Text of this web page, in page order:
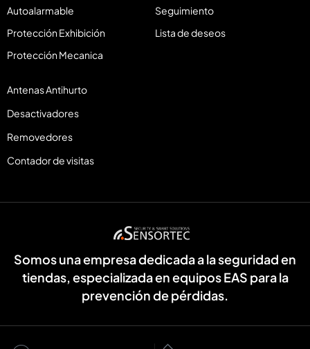
Somos una empresa dedicada a la seguridad en
tiendas, especializada en equipos EAS para la
prevención de pérdidas.
Autoalarmable
Protección Exhibición
Protección Mecanica
Antenas Antihurto
Desactivadores
Removedores
Contador de visitas
Seguimiento
Lista de deseos